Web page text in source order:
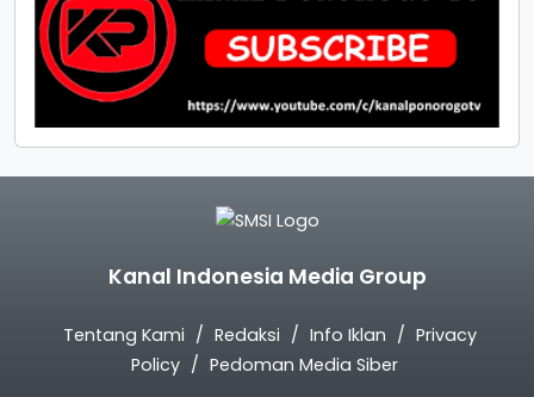
Kanal Indonesia Media Group
Tentang Kami Redaksi Info Iklan
Privacy
Policy
Pedoman Media Siber